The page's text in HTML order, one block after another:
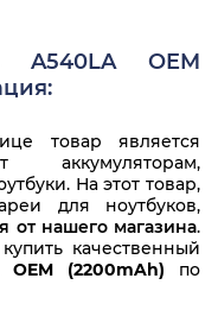
A540LA OEM
товар является
На этот товар,
для ноутбуков,
от нашего магазина.
качественный
(2200mAh) по